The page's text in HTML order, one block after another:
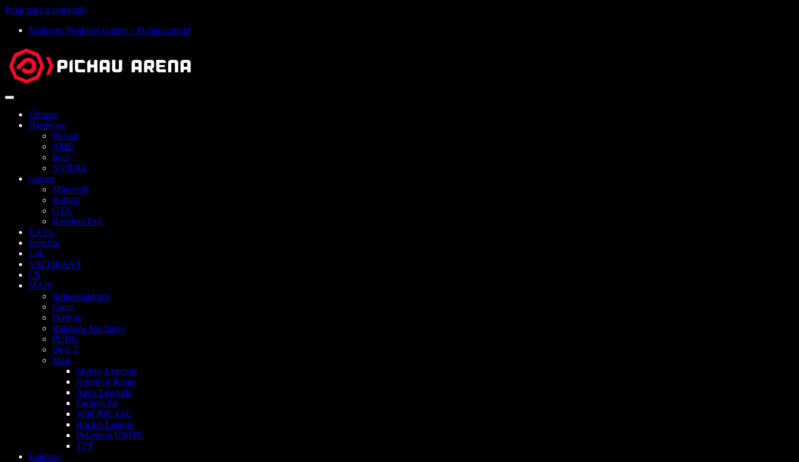
Pular para o conteúdo
Melhores Produtos Gamer – Pichau.com.br
Abrir
Últimas
Hardware
Pichau
AMD
Intel
NVIDIA
Games
Minecraft
Roblox
GTA
Resident Evil
EA FC
Free fire
LoL
VALORANT
CS
MAIS
Influenciadores
Guias
Fortnite
Rainbow Six Siege
PUBG
Dota 2
Mais
Mobile Legends
Honor of Kings
Apex Legends
Farlight 84
Wild Rift: LoL
Rocket League
Pokémon UNITE
TFT
Editorial